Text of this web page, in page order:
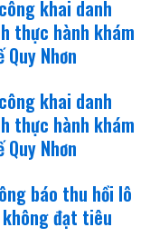
khai danh
thực hành khám
Nhơn
khai danh
thực hành khám
Nhơn
báo thu hồi lô
không đạt tiêu